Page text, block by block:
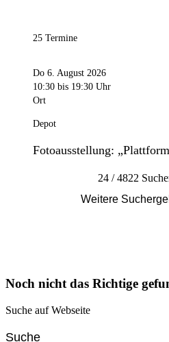
25 Termine
Do 6. August 2026
10:30 bis 19:30 Uhr
Ort
Depot
Fotoausstellung:
24 / 4822
Weitere
Noch nicht das Richtige
Suche auf Webseite